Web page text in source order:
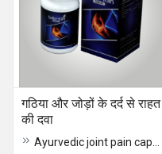
गठिया और जोड़ों के दर्द से राहत
की दवा